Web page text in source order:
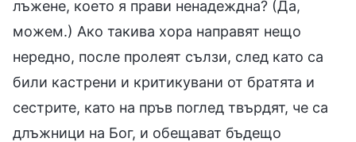
лъжене, което я прави ненадеждна? (Да,
можем.) Ако такива хора направят нещо
нередно, после пролеят сълзи, след като са
били кастрени и критикувани от братята и
сестрите, като на пръв поглед твърдят, че са
длъжници на Бог, и обещават бъдещо